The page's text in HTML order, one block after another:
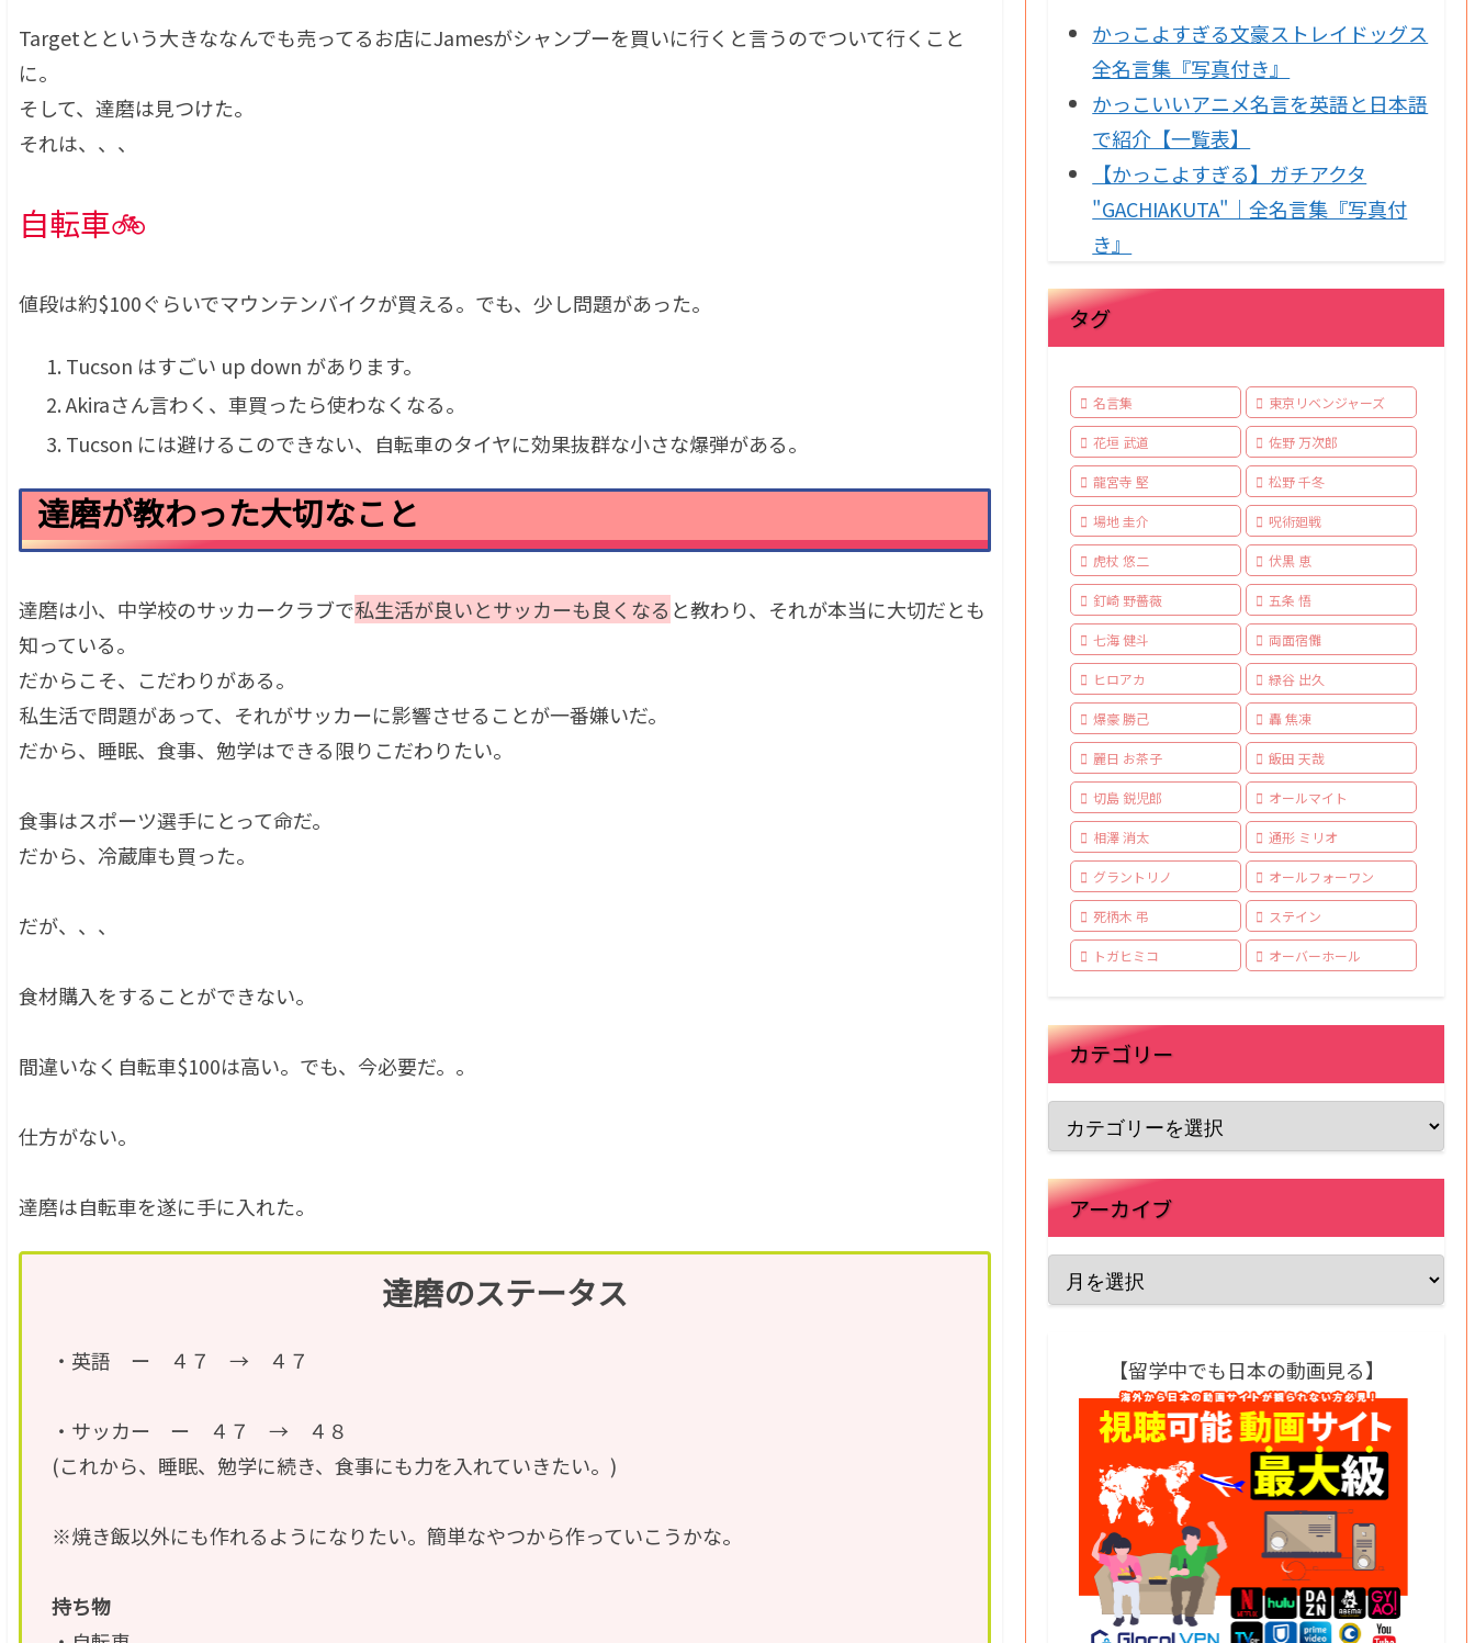
Targetとという大きななんでも売ってるお店にJamesがシャンプーを買いに行くと言うのでついて行くこと
に。
そして、達磨は見つけた。
それは、、、
自転車🚲
値段は約$100ぐらいでマウンテンバイクが買える。でも、少し問題があった。
Tucson はすごい up down があります。
Akiraさん言わく、車買ったら使わなくなる。
Tucson には避けるこのできない、自転車のタイヤに効果抜群な小さな爆弾がある。
達磨が教わった大切なこと
達磨は小、中学校のサッカークラブで私生活が良いとサッカーも良くなる と教わり、それが本当に大切だとも
知っている。
だからこそ、こだわりがある。
私生活で問題があって、それがサッカーに影響させることが一番嫌いだ。
だから、睡眠、食事、勉学はできる限りこだわりたい。
食事はスポーツ選手にとって命だ。
だから、冷蔵庫も買った。
だが、、、
食材購入をすることができない。
間違いなく自転車$100は高い。でも、今必要だ。。
仕方がない。
達磨は自転車を遂に手に入れた。
達磨のステータス
・英語 ー ４７ → ４７
・サッカー ー ４７ → ４８
(これから、睡眠、勉学に続き、食事にも力を入れていきたい。)
※焼き飯以外にも作れるようになりたい。簡単なやつから作っていこうかな。
持ち物
かっこよすぎる文豪ストレイドッグス
全名言集『写真付き』
かっこいいアニメ名言を英語と日本語
で紹介【一覧表】
【かっこよすぎる】ガチアクタ
"GACHIAKUTA"｜全名言集『写真付
き』
タグ
名言集 東京リベンジャーズ
花垣 武道 佐野 万次郎
龍宮寺 堅 松野 千冬
場地 圭介 呪術廻戦
虎杖 悠二 伏黒 恵
釘崎 野薔薇 五条 悟
七海 健斗 両面宿儺
ヒロアカ 緑谷 出久
爆豪 勝己 轟 焦凍
麗日 お茶子 飯田 天哉
切島 鋭児郎 オールマイト
相澤 消太 通形 ミリオ
グラントリノ オールフォーワン
死柄木 弔 ステイン
トガヒミコ オーバーホール
カテゴリー
アーカイブ
【留学中でも日本の動画見る】